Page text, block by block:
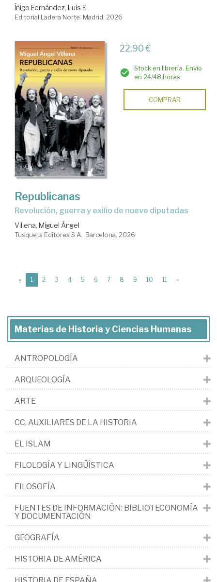
Íñigo Fernández, Luis E.
Editorial Ladera Norte. Madrid, 2026
22,90 €
Stock en librería. Envío
en 24/48 horas
COMPRAR
Republicanas
Revolución, guerra y exilio de nueve diputadas
Villena, Miguel Ángel
Tusquets Editores S.A.. Barcelona, 2026
« 1 (current)
2 3 4 5 6 7 8 9 10 11 »
Materias de Historia y Ciencias Humanas
ANTROPOLOGÍA
ARQUEOLOGÍA
ARTE
CC. AUXILIARES DE LA HISTORIA
EL ISLAM
FILOLOGÍA Y LINGÜÍSTICA
FILOSOFÍA
FUENTES DE INFORMACIÓN: BIBLIOTECONOMÍA
Y DOCUMENTACIÓN
GEOGRAFÍA
HISTORIA DE AMÉRICA